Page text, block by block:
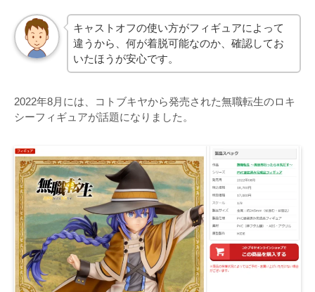
キャストオフの使い方がフィギュアによって
違うから、何が着脱可能なのか、確認してお
いたほうが安心です。
2022年8月には、コトブキヤから発売された無職転生のロキ
シーフィギュアが話題になりました。